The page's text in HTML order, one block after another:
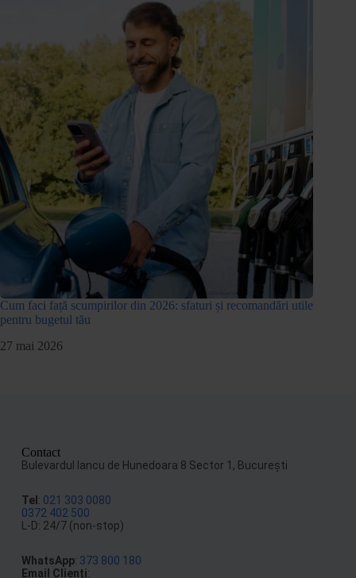
Cum faci față scumpirilor din 2026: sfaturi și recomandări utile
pentru bugetul tău
27 mai 2026
Contact
Bulevardul Iancu de Hunedoara 8 Sector 1, Bucureşti
Tel: 021 303 0080
0372 402 500
L-D: 24/7 (non-stop)
WhatsApp: 373 800 180
Email Clienți: